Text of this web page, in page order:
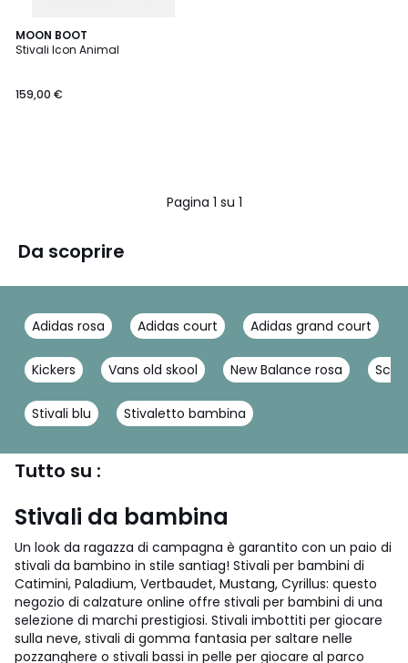
MOON BOOT
Stivali Icon Animal
159,00 €
Pagina 1 su 1
Da scoprire
Adidas rosa Adidas court Adidas grand court
Kickers Vans old skool New Balance rosa
Stivali blu Stivaletto bambina
Tutto su :
Stivali da bambina
Un look da ragazza di campagna è garantito con un paio di
stivali da bambino in stile santiag! Stivali per bambini di
Catimini, Paladium, Vertbaudet, Mustang, Cyrillus: questo
negozio di calzature online offre stivali per bambini di una
selezione di marchi prestigiosi. Stivali imbottiti per giocare
sulla neve, stivali di gomma fantasia per saltare nelle
pozzanghere o stivali bassi in pelle per giocare al parco